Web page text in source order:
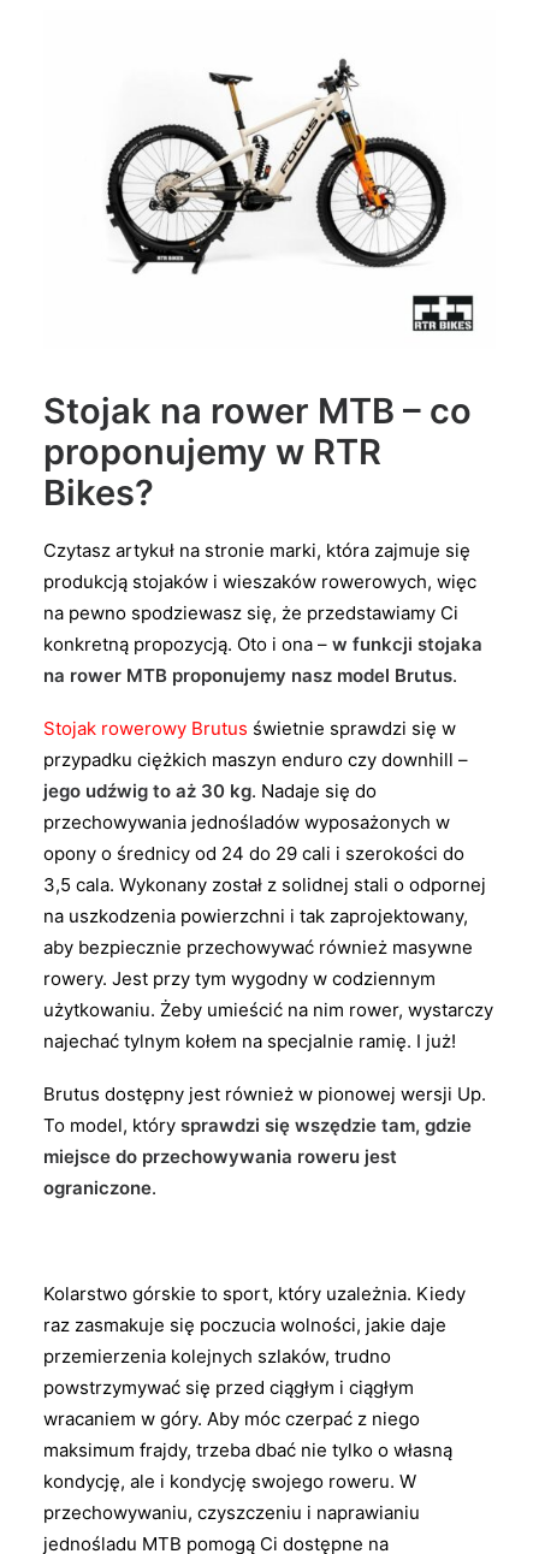
Stojak na rower MTB – co
proponujemy w RTR
Bikes?
Czytasz artykuł na stronie marki, która zajmuje się
produkcją stojaków i wieszaków rowerowych, więc
na pewno spodziewasz się, że przedstawiamy Ci
konkretną propozycją. Oto i ona – w funkcji stojaka
na rower MTB proponujemy nasz model Brutus.
Stojak rowerowy Brutus świetnie sprawdzi się w
przypadku ciężkich maszyn enduro czy downhill –
jego udźwig to aż 30 kg. Nadaje się do
przechowywania jednośladów wyposażonych w
opony o średnicy od 24 do 29 cali i szerokości do
3,5 cala. Wykonany został z solidnej stali o odpornej
na uszkodzenia powierzchni i tak zaprojektowany,
aby bezpiecznie przechowywać również masywne
rowery. Jest przy tym wygodny w codziennym
użytkowaniu. Żeby umieścić na nim rower, wystarczy
najechać tylnym kołem na specjalnie ramię. I już!
Brutus dostępny jest również w pionowej wersji Up.
To model, który sprawdzi się wszędzie tam, gdzie
miejsce do przechowywania roweru jest
ograniczone.
Kolarstwo górskie to sport, który uzależnia. Kiedy
raz zasmakuje się poczucia wolności, jakie daje
przemierzenia kolejnych szlaków, trudno
powstrzymywać się przed ciągłym i ciągłym
wracaniem w góry. Aby móc czerpać z niego
maksimum frajdy, trzeba dbać nie tylko o własną
kondycję, ale i kondycję swojego roweru. W
przechowywaniu, czyszczeniu i naprawianiu
jednośladu MTB pomogą Ci dostępne na